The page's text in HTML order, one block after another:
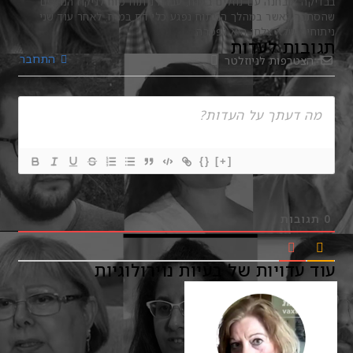
שהסתבך כאשר במהלך הניתוח נפגע כלי דם במוח. לאחר עוד שני
ניתוחים שלא צלחו היא נפטרה.
תגובות לעדות
הצטרפות לניוזלטר התחבר
{} [+]
0 תגובות
עוד עדויות של בעיות נוירולוגיות